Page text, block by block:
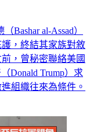
Bashar al-Assad）
，終結其家族對敘
，曾秘密聯絡美國
Donald Trump）求
組織往來為條件。